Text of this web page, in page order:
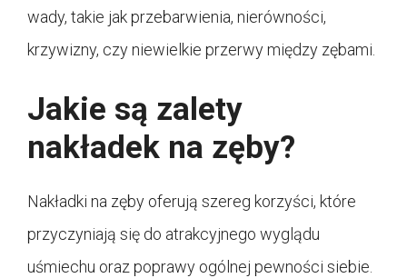
wady, takie jak przebarwienia, nierówności,
krzywizny, czy niewielkie przerwy między zębami.
Jakie są zalety
nakładek na zęby?
Nakładki na zęby oferują szereg korzyści, które
przyczyniają się do atrakcyjnego wyglądu
uśmiechu oraz poprawy ogólnej pewności siebie.